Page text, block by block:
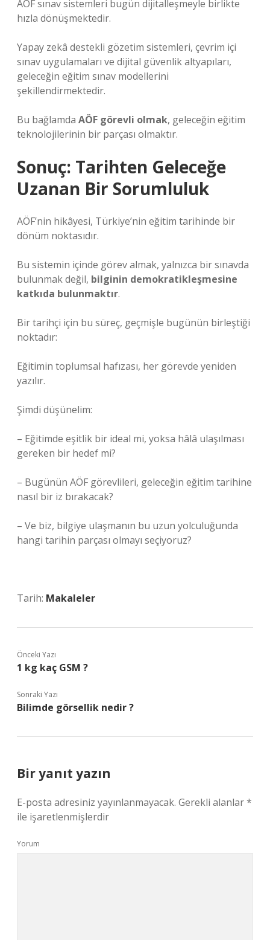
AÖF sınav sistemleri bugün dijitalleşmeyle birlikte
hızla dönüşmektedir.
Yapay zekâ destekli gözetim sistemleri, çevrim içi
sınav uygulamaları ve dijital güvenlik altyapıları,
geleceğin eğitim sınav modellerini
şekillendirmektedir.
Bu bağlamda AÖF görevli olmak, geleceğin eğitim
teknolojilerinin bir parçası olmaktır.
Sonuç: Tarihten Geleceğe
Uzanan Bir Sorumluluk
AÖF’nin hikâyesi, Türkiye’nin eğitim tarihinde bir
dönüm noktasıdır.
Bu sistemin içinde görev almak, yalnızca bir sınavda
bulunmak değil, bilginin demokratikleşmesine
katkıda bulunmaktır.
Bir tarihçi için bu süreç, geçmişle bugünün birleştiği
noktadır:
Eğitimin toplumsal hafızası, her görevde yeniden
yazılır.
Şimdi düşünelim:
– Eğitimde eşitlik bir ideal mi, yoksa hâlâ ulaşılması
gereken bir hedef mi?
– Bugünün AÖF görevlileri, geleceğin eğitim tarihine
nasıl bir iz bırakacak?
– Ve biz, bilgiye ulaşmanın bu uzun yolculuğunda
hangi tarihin parçası olmayı seçiyoruz?
Tarih: Makaleler
Önceki Yazı
1 kg kaç GSM ?
Sonraki Yazı
Bilimde görsellik nedir ?
Bir yanıt yazın
E-posta adresiniz yayınlanmayacak. Gerekli alanlar*
ile işaretlenmişlerdir
Yorum